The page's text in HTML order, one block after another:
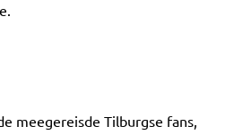
meegereisde Tilburgse fans,